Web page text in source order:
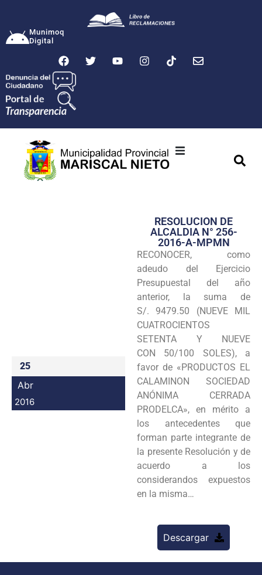
Munimoq
Digital
Transparencia
Seguridad
Programas
Intranet
25
Abr
2016
RESOLUCION DE
ALCALDIA N° 256-
2016-A-MPMN
RECONOCER, como
adeudo del Ejercicio
Presupuestal del año
anterior, la suma de
S/. 9479.50 (NUEVE MIL
CUATROCIENTOS
SETENTA Y NUEVE
CON 50/100 SOLES), a
favor de «PRODUCTOS EL
CALAMINON SOCIEDAD
ANÓNIMA CERRADA
PRODELCA», en mérito a
los antecedentes que
forman parte integrante de
la presente Resolución y de
acuerdo a los
considerandos expuestos
en la misma…
Descargar